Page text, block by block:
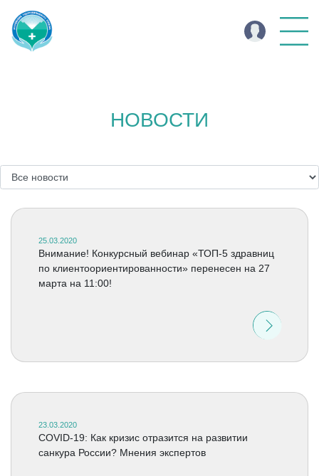
НОВОСТИ
25.03.2020
Внимание! Конкурсный вебинар «ТОП-5 здравниц
по клиентоориентированности» перенесен на 27
марта на 11:00!
23.03.2020
COVID-19: Как кризис отразится на развитии
санкура России? Мнения экспертов